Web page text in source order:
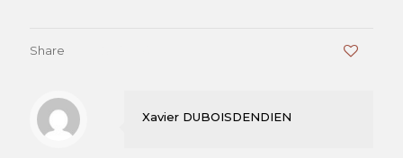
Share
Xavier DUBOISDENDIEN